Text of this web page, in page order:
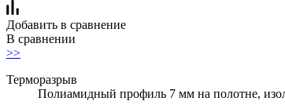
Добавить в сравнение
В сравнении
>>
Терморазрыв
Полиамидный профиль 7 мм на полотне,